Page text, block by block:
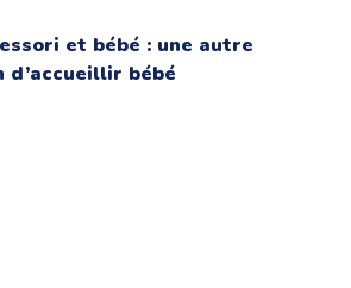
et bébé : une autre
d’accueillir bébé